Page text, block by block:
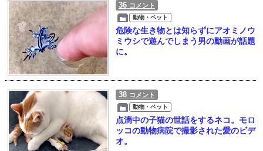
36 コメント
動物・ペット
危険な生き物とは知らずにアオミノウ
ミウシで遊んでしまう男の動画が話題
に。
38 コメント
動物・ペット
点滴中の子猫の世話をするネコ。モロ
ッコの動物病院で撮影された愛のビデ
オ。